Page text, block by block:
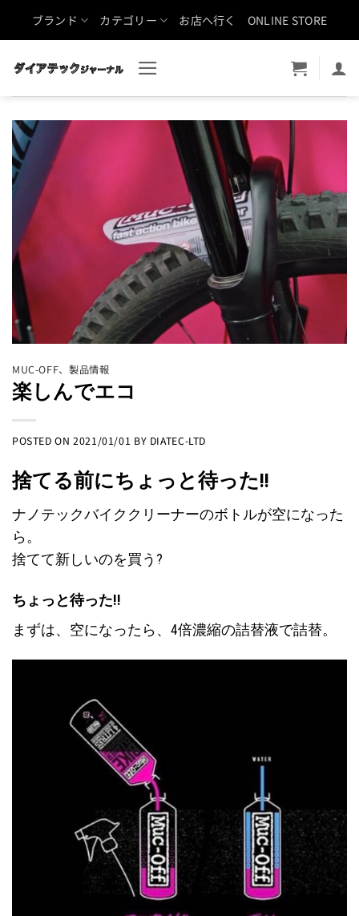
ブランド カテゴリー お店へ行く ONLINE STORE
MUC-OFF、 製品情報
楽しんでエコ
POSTED ON2021/01/01 BY DIATEC-LTD
捨てる前にちょっと待った!!
ナノテックバイククリーナーのボトルが空になった
ら。
捨てて新しいのを買う?
ちょっと待った!!
まずは、空になったら、4倍濃縮の詰替液で詰替。